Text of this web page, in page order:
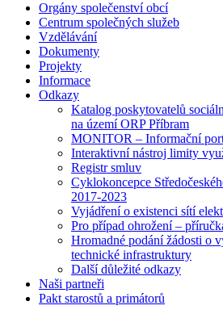
Orgány společenství obcí
Centrum společných služeb
Vzdělávání
Dokumenty
Projekty
Informace
Odkazy
Katalog poskytovatelů
na území ORP Příbram
MONITOR – Informační
Interaktivní nástroj limity
Registr smluv
Cyklokoncepce
2017-2023
Vyjádření o existenci sítí
Pro případ ohrožení –
Hromadné podání žádosti o
technické infrastruktury
Další důležité odkazy
Naši partneři
Pakt starostů a primátorů